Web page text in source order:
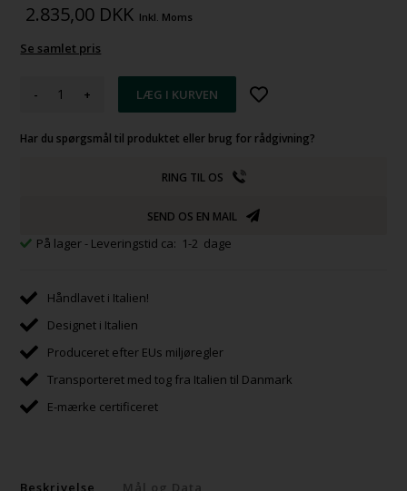
2.835,00 DKK Inkl. Moms
Se samlet pris
- +
Har du spørgsmål til produktet eller brug for rådgivning?
RING TIL OS
SEND OS EN MAIL
På lager - Leveringstid ca: 1-2 dage
Håndlavet i Italien!
Designet i Italien
Produceret efter EUs miljøregler
Transporteret med tog fra Italien til Danmark
E-mærke certificeret
Beskrivelse Mål og Data